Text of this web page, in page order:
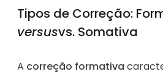
Tipos de Correção:
versusvs. Somativa
A correção formativa